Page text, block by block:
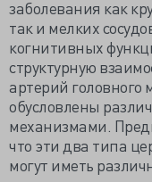
заболевания как
так и мелких
когнитивных
структурную
артерий головного
обусловлены
механизмами.
что эти два типа
могут иметь